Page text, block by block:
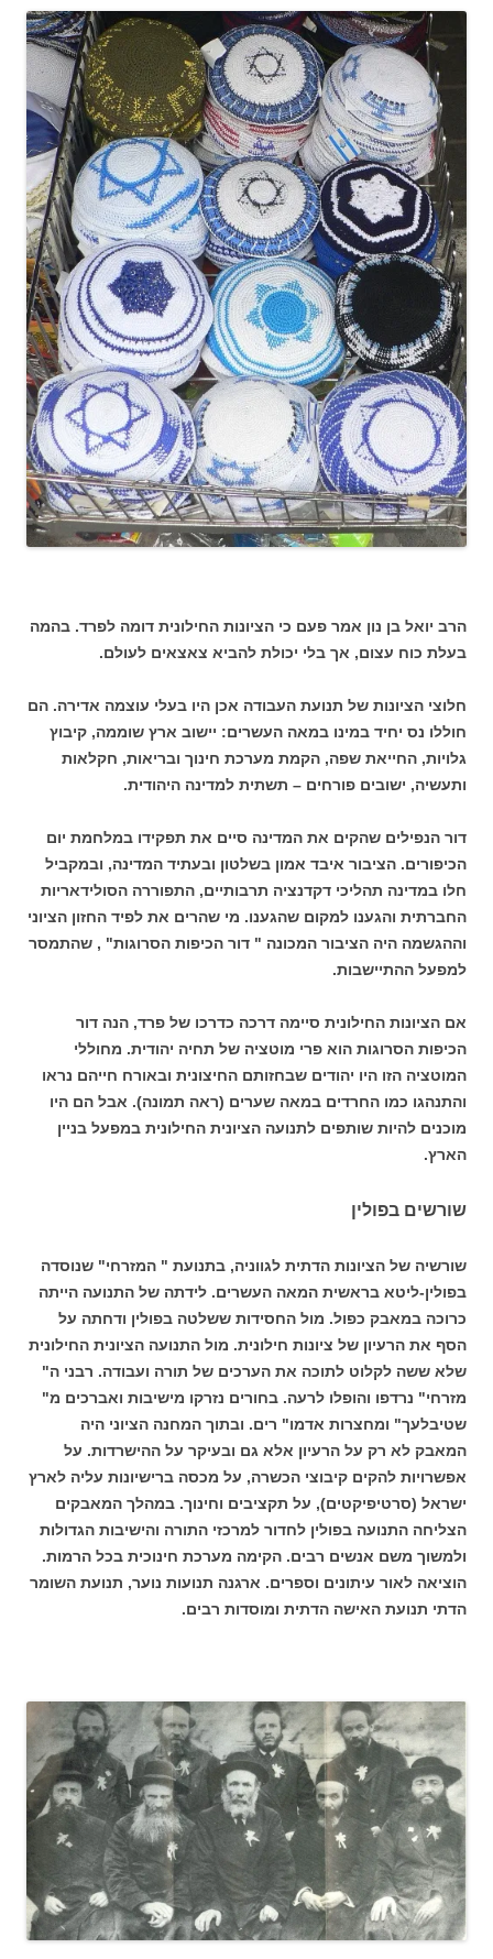
הרב יואל בן נון אמר פעם כי הציונות החילונית דומה לפרד. בהמה
בעלת כוח עצום, אך בלי יכולת להביא צאצאים לעולם.
חלוצי הציונות של תנועת העבודה אכן היו בעלי עוצמה אדירה. הם
חוללו נס יחיד במינו במאה העשרים: יישוב ארץ שוממה, קיבוץ
גלויות, החייאת שפה, הקמת מערכת חינוך ובריאות, חקלאות
ותעשיה, ישובים פורחים – תשתית למדינה היהודית.
דור הנפילים שהקים את המדינה סיים את תפקידו במלחמת יום
הכיפורים. הציבור איבד אמון בשלטון ובעתיד המדינה, ובמקביל
חלו במדינה תהליכי דקדנציה תרבותיים, התפוררה הסולידאריות
החברתית והגענו למקום שהגענו. מי שהרים את לפיד החזון הציוני
וההגשמה היה הציבור המכונה " דור הכיפות הסרוגות" , שהתמסר
למפעל ההתיישבות.
אם הציונות החילונית סיימה דרכה כדרכו של פרד, הנה דור
הכיפות הסרוגות הוא פרי מוטציה של תחיה יהודית. מחוללי
המוטציה הזו היו יהודים שבחזותם החיצונית ובאורח חייהם נראו
והתנהגו כמו החרדים במאה שערים (ראה תמונה). אבל הם היו
מוכנים להיות שותפים לתנועה הציונית החילונית במפעל בניין
הארץ.
שורשים בפולין
שורשיה של הציונות הדתית לגווניה, בתנועת " המזרחי" שנוסדה
בפולין-ליטא בראשית המאה העשרים. לידתה של התנועה הייתה
כרוכה במאבק כפול. מול החסידות ששלטה בפולין ודחתה על
הסף את הרעיון של ציונות חילונית. מול התנועה הציונית החילונית
שלא ששה לקלוט לתוכה את הערכים של תורה ועבודה. רבני ה"
מזרחי" נרדפו והופלו לרעה. בחורים נזרקו מישיבות ואברכים מ"
שטיבלעך" ומחצרות אדמו" רים. ובתוך המחנה הציוני היה
המאבק לא רק על הרעיון אלא גם ובעיקר על ההישרדות. על
אפשרויות להקים קיבוצי הכשרה, על מכסה ברישיונות עליה לארץ
ישראל (סרטיפיקטים), על תקציבים וחינוך. במהלך המאבקים
הצליחה התנועה בפולין לחדור למרכזי התורה והישיבות הגדולות
ולמשוך משם אנשים רבים. הקימה מערכת חינוכית בכל הרמות.
הוציאה לאור עיתונים וספרים. ארגנה תנועות נוער, תנועת השומר
הדתי תנועת האישה הדתית ומוסדות רבים.